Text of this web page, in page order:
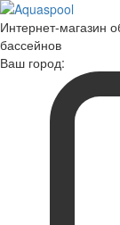
Интернет-магазин
бассейнов
Ваш город: